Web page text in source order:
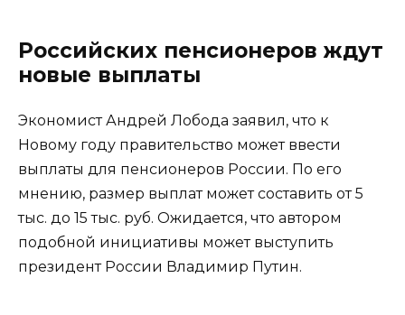
Российских пенсионеров ждут
новые выплаты
Экономист Андрей Лобода заявил, что к
Новому году правительство может ввести
выплаты для пенсионеров России. По его
мнению, размер выплат может составить от 5
тыс. до 15 тыс. руб. Ожидается, что автором
подобной инициативы может выступить
президент России Владимир Путин.